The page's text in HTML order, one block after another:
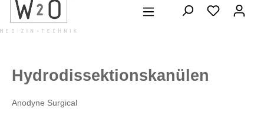
springen
Hydrodissektionskanülen
Anodyne Surgical